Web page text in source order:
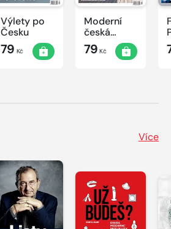
Výlety po
Česku
79 Kč
Moderní
česká
architektura
79 Kč
Více